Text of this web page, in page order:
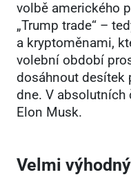
volbě amerického
„Trump trade“ –
a kryptoměnami,
volební období
dosáhnout desítek
dne. V absolutních
Elon Musk.
Velmi